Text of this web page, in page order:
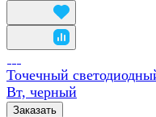
Точечный
Вт, черный
Заказать